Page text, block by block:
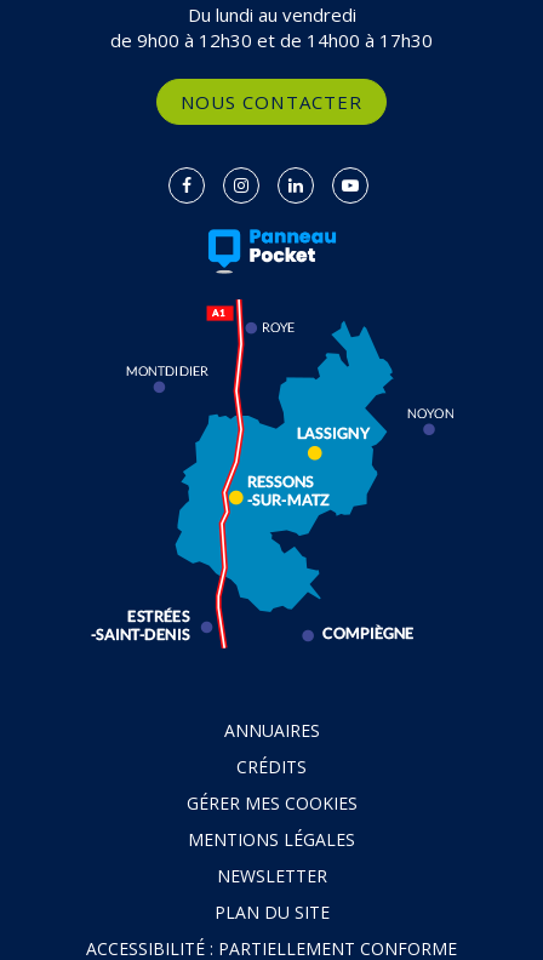
Du lundi au vendredi
de 9h00 à 12h30 et de 14h00 à 17h30
NOUS CONTACTER
Lien
compte
Lien
le
compte
Lien
le
compte
Lien
ANNUAIRES
CRÉDITS
GÉRER MES COOKIES
MENTIONS LÉGALES
NEWSLETTER
PLAN DU SITE
ACCESSIBILITÉ : PARTIELLEMENT CONFORME